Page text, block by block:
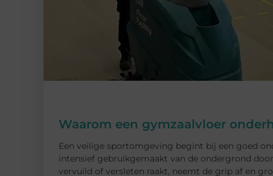
Waarom een gymzaalvloer
Een veilige sportomgeving begint bij een goed
intensief gebruikgemaakt van de ondergrond
vervuild of versleten raakt, neemt de grip af en